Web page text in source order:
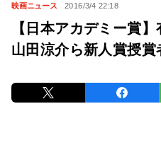
映画ニュース 2016/3/4 22:18
【日本アカデミー賞
山田涼介ら新人賞授